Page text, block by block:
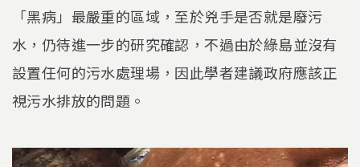
「黑病」最嚴重的區域，至於兇手是否就是廢污
水，仍待進一步的研究確認，不過由於綠島並沒有
設置任何的污水處理場，因此學者建議政府應該正
視污水排放的問題。